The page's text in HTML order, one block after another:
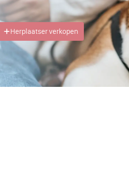
Herplaatser verkopen